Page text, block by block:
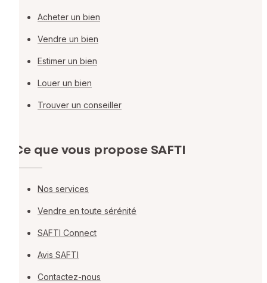
Acheter un bien
Vendre un bien
Estimer un bien
Louer un bien
Trouver un conseiller
Ce que vous propose SAFTI
Nos services
Vendre en toute sérénité
SAFTI Connect
Avis SAFTI
Contactez-nous